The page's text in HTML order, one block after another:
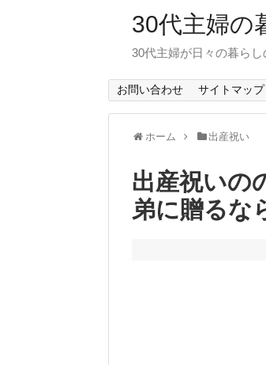
30代主婦の
30代主婦が日々の暮ら
お問い合わせ サイトマップ
ホーム 出産祝い
出産祝いの
弟に贈るな